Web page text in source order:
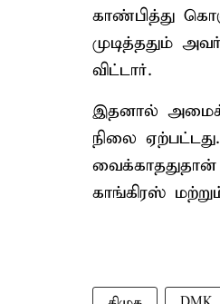
காண்பித்து
முடித்ததும்
விட்டார்.
இதனால்
நிலை
காங்கிரஸ்